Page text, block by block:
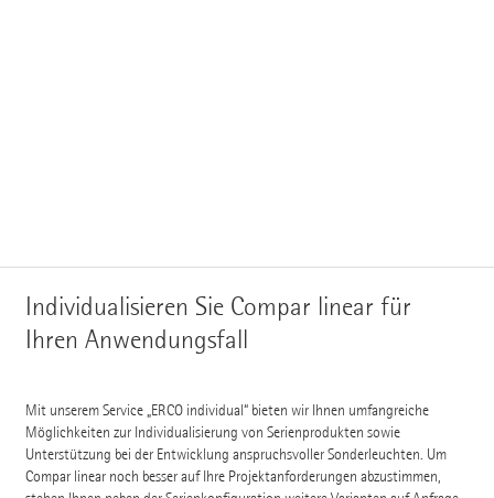
Individualisieren Sie Compar linear für
Ihren Anwendungsfall
Mit unserem Service „ERCO individual“ bieten wir Ihnen umfangreiche
Möglichkeiten zur Individualisierung von Serienprodukten sowie
Unterstützung bei der Entwicklung anspruchsvoller Sonderleuchten. Um
Compar linear noch besser auf Ihre Projektanforderungen abzustimmen,